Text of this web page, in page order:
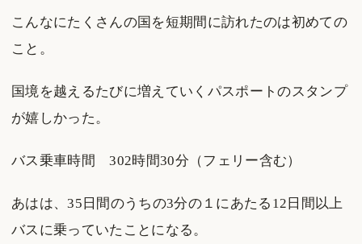
こんなにたくさんの国を短期間に訪れたのは初めての
こと。
国境を越えるたびに増えていくパスポートのスタンプ
が嬉しかった。
バス乗車時間 302時間30分（フェリー含む）
あはは、35日間のうちの3分の１にあたる12日間以上
バスに乗っていたことになる。